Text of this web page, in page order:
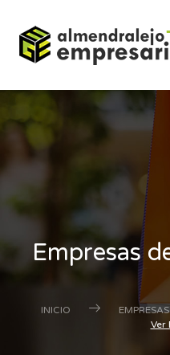
Empresas
INICIO EMPRESAS
Ver